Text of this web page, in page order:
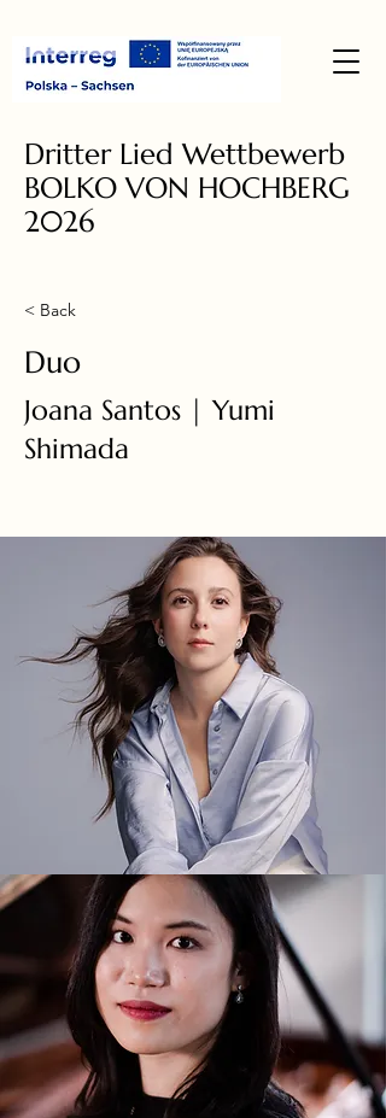
Dritter Lied Wettbewerb
BOLKO VON HOCHBERG
2026
< Back
Duo
Joana Santos | Yumi
Shimada